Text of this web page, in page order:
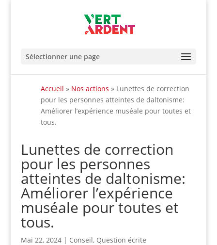
Sélectionner une page
Accueil » Nos actions » Lunettes de correction
pour les personnes atteintes de daltonisme:
Améliorer l’expérience muséale pour toutes et
tous.
Lunettes de correction
pour les personnes
atteintes de daltonisme:
Améliorer l’expérience
muséale pour toutes et
tous.
Mai 22, 2024| Conseil, Question écrite